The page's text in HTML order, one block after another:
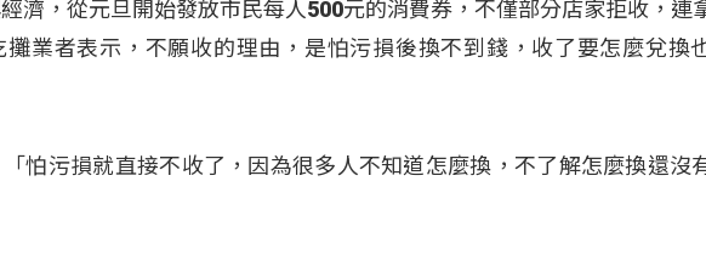
濟，從元旦開始發放市民每人500元的消費券，不僅部分店家拒收，連
攤業者表示，不願收的理由，是怕污損後換不到錢，收了要怎麼兌換
怕污損就直接不收了，因為很多人不知道怎麼換，不了解怎麼換還沒